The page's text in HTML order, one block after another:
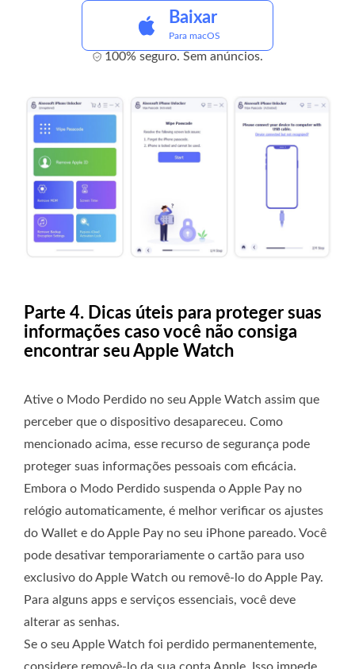
Baixar
Para macOS
100% seguro. Sem anúncios.
Parte 4. Dicas úteis para proteger suas
informações caso você não consiga
encontrar seu Apple Watch
Ative o Modo Perdido no seu Apple Watch assim que
perceber que o dispositivo desapareceu. Como
mencionado acima, esse recurso de segurança pode
proteger suas informações pessoais com eficácia.
Embora o Modo Perdido suspenda o Apple Pay no
relógio automaticamente, é melhor verificar os ajustes
do Wallet e do Apple Pay no seu iPhone pareado. Você
pode desativar temporariamente o cartão para uso
exclusivo do Apple Watch ou removê-lo do Apple Pay.
Para alguns apps e serviços essenciais, você deve
alterar as senhas.
Se o seu Apple Watch foi perdido permanentemente,
considere removê-lo da sua conta Apple. Isso impede